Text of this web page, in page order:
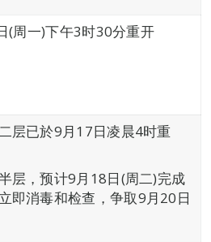
(周一)下午3时30分重开
层已於9月17日凌晨4时重
层，预计9月18日(周二)完成
即消毒和检查，争取9月20日